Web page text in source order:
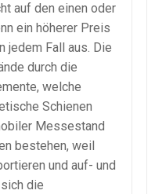
auf den einen oder
ein höherer Preis
jedem Fall aus. Die
durch die
welche
Schienen
Messestand
bestehen, weil
und auf- und
die